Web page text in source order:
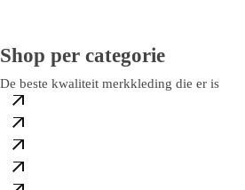
Shop per categorie
De beste kwaliteit merkkleding die er is
461 Products
Dames
10 Products
T-Shirts
199 Products
Schoenen
81 Products
Jassen
15 Products
Tassen
31 Products
Petten